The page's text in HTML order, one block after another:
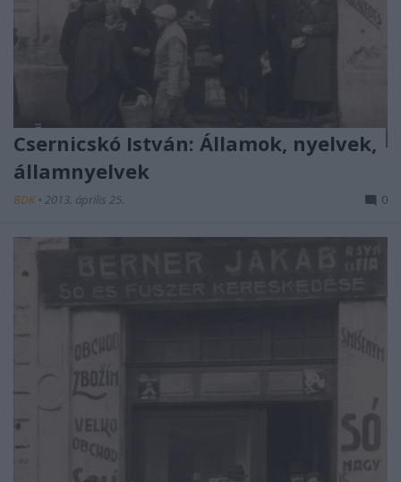
Csernicskó István: Államok, nyelvek,
államnyelvek
BDK • 2013. április 25. 0